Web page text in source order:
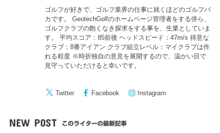
ゴルフが好きで、ゴルフ業界の仕事に就くほどのゴルフバ
カです。 GeotechGolfのホームページ管理者をする傍ら、
ゴルフクラブの飽くなき探求をする事を、生業としていま
す。 平均スコア：85前後 ヘッドスピード：47m/s 得意な
クラブ：8番アイアン クラブ組立レベル：マイクラブは作
れる程度 ※時折独自の意見を展開するので、温かい目で
見守っていただけると幸いです。
Twitter Facebook Instagram
NEW POST このライターの最新記事